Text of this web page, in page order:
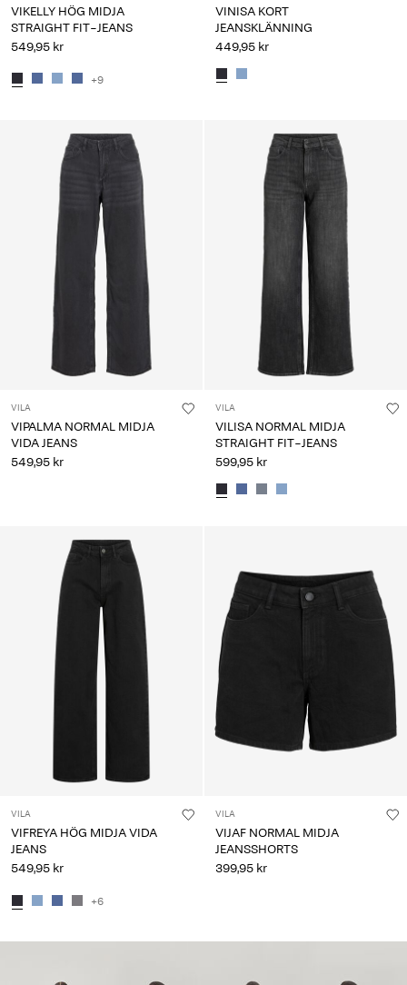
VIKELLY HÖG MIDJA
STRAIGHT FIT-JEANS
549,95 kr
+9
VINISA KORT
JEANSKLÄNNING
449,95 kr
VILA
VIPALMA NORMAL MIDJA
VIDA JEANS
549,95 kr
VILA
VILISA NORMAL MIDJA
STRAIGHT FIT-JEANS
599,95 kr
VILA
VIFREYA HÖG MIDJA VIDA
JEANS
549,95 kr
+6
VILA
VIJAF NORMAL MIDJA
JEANSSHORTS
399,95 kr